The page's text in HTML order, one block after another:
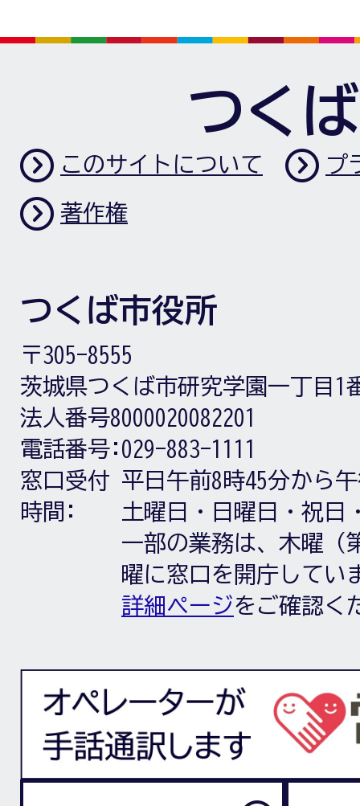
つく
このサイトについて プ
著作権
つくば市役所
〒305-8555
茨城県つくば市研究学園一丁目1
法人番号8000020082201
電話番号: 029-883-1111
窓口受付
時間:
平日午前8時45分から
土曜日・日曜日・祝日
一部の業務は、木曜（
曜に窓口を開庁してい
詳細ページをご確認く